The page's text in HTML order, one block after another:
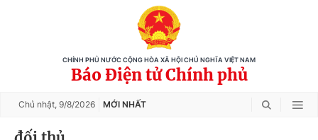
CHÍNH PHỦ NƯỚC CỘNG HÒA XÃ HỘI CHỦ NGHĨA VIỆT NAM
Báo Điện tử Chính phủ
Chủ nhật, 9/8/2026 MỚI NHẤT